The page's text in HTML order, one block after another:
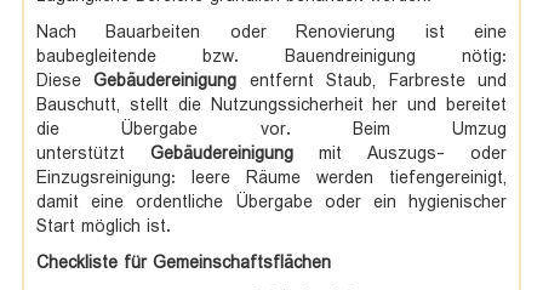
Nach Bauarbeiten oder Renovierung ist eine
baubegleitende bzw. Bauendreinigung nötig:
DieseGebäudereinigung entfernt Staub, Farbreste und
Bauschutt, stellt die Nutzungssicherheit her und bereitet
die Übergabe vor. Beim Umzug
unterstützt Gebäudereinigung mit Auszugs- oder
Einzugsreinigung: leere Räume werden tiefengereinigt,
damit eine ordentliche Übergabe oder ein hygienischer
Start möglich ist.
Checkliste für Gemeinschaftsflächen